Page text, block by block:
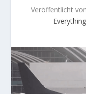
Veröffentlicht von